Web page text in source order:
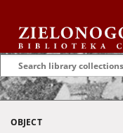
OBJECT